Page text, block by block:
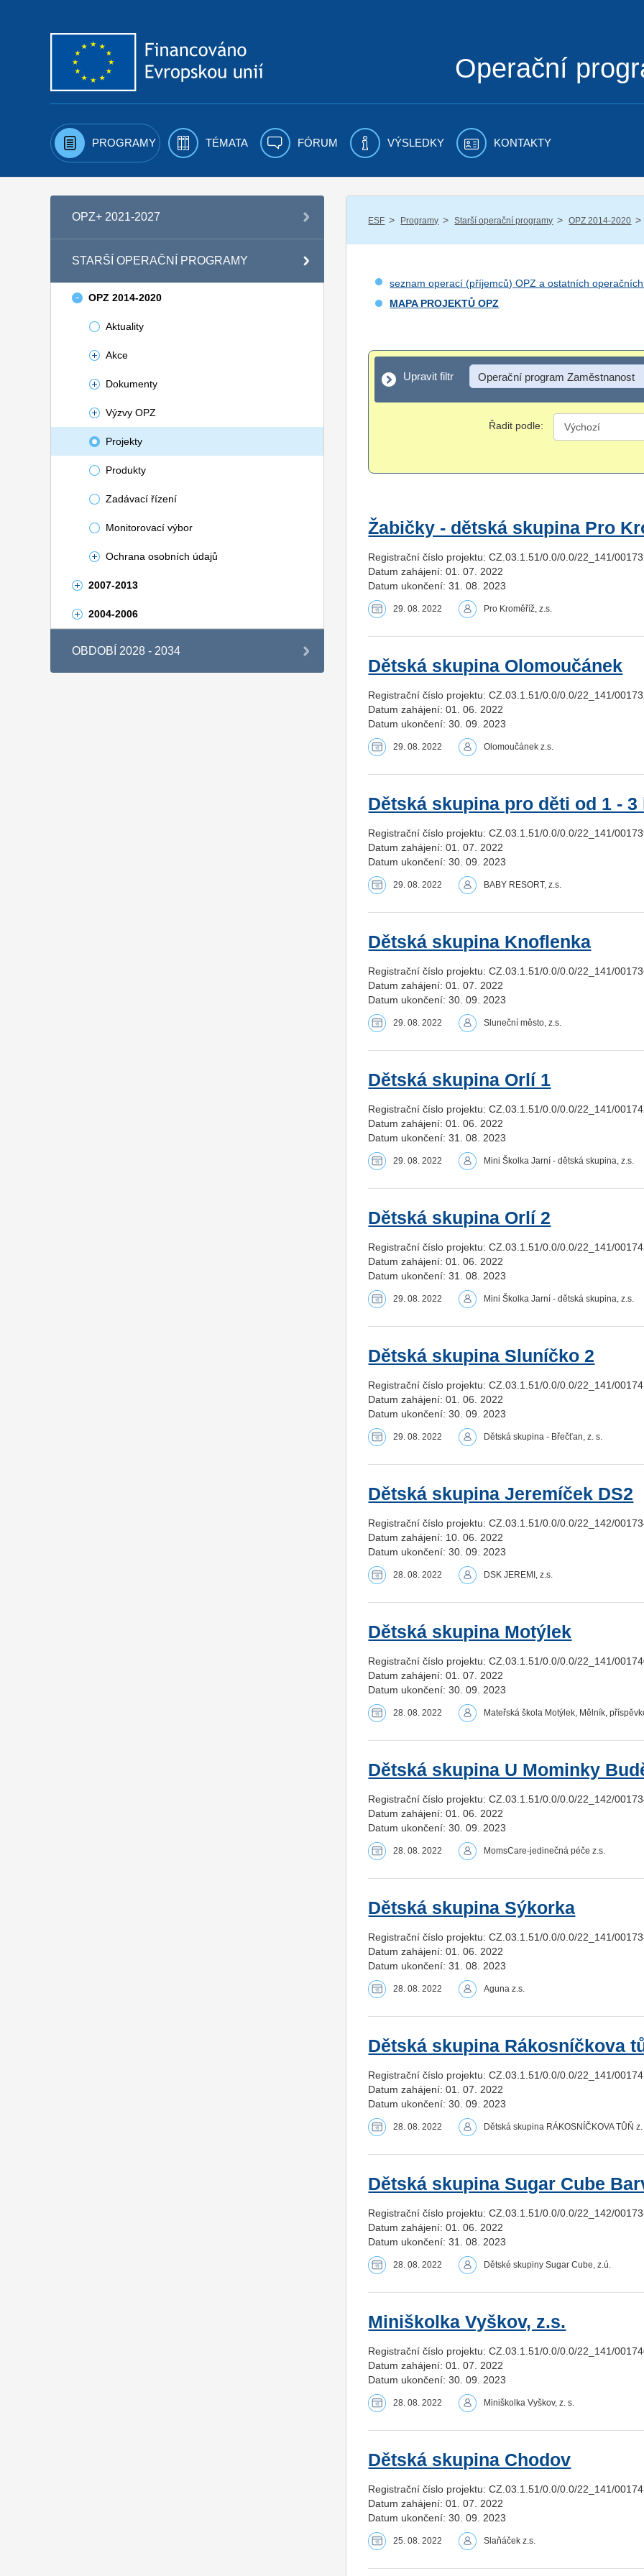
Operační
PROGRAMY TÉMATA FÓRUM VÝSLEDKY KONTAKTY
OPZ+ 2021-2027
STARŠÍ OPERAČNÍ PROGRAMY
OPZ 2014-2020
Aktuality
Akce
Dokumenty
Výzvy OPZ
Projekty
Produkty
Zadávací řízení
Monitorovací výbor
Ochrana osobních údajů
2007-2013
2004-2006
OBDOBÍ 2028 - 2034
ESF / Programy / Starší operační programy / OPZ 2014-2020 /
seznam operací (příjemců) OPZ a ostatních
MAPA PROJEKTŮ OPZ
Upravit filtr
Upravit filtr Operační program Zaměstnanost
Řadit podle:
Žabičky - dětská skupina Pro
Registrační číslo projektu: CZ.03.1.51/0.0/0.0/22_141/
Datum zahájení: 01. 07. 2022
Datum ukončení: 31. 08. 2023
29. 08. 2022 Pro Kroměříž, z.s.
Dětská skupina Olomoučánek
Registrační číslo projektu: CZ.03.1.51/0.0/0.0/22_141/
Datum zahájení: 01. 06. 2022
Datum ukončení: 30. 09. 2023
29. 08. 2022 Olomoučánek z.s.
Dětská skupina pro děti od 1 - 3
Registrační číslo projektu: CZ.03.1.51/0.0/0.0/22_141/
Datum zahájení: 01. 07. 2022
Datum ukončení: 30. 09. 2023
29. 08. 2022 BABY RESORT, z.s.
Dětská skupina Knoflenka
Registrační číslo projektu: CZ.03.1.51/0.0/0.0/22_141/
Datum zahájení: 01. 07. 2022
Datum ukončení: 30. 09. 2023
29. 08. 2022 Sluneční město, z.s.
Dětská skupina Orlí 1
Registrační číslo projektu: CZ.03.1.51/0.0/0.0/22_141/
Datum zahájení: 01. 06. 2022
Datum ukončení: 31. 08. 2023
29. 08. 2022 Mini Školka Jarní - dětská skupina, z.s.
Dětská skupina Orlí 2
Registrační číslo projektu: CZ.03.1.51/0.0/0.0/22_141/
Datum zahájení: 01. 06. 2022
Datum ukončení: 31. 08. 2023
29. 08. 2022 Mini Školka Jarní - dětská skupina, z.s.
Dětská skupina Sluníčko 2
Registrační číslo projektu: CZ.03.1.51/0.0/0.0/22_141/
Datum zahájení: 01. 06. 2022
Datum ukončení: 30. 09. 2023
29. 08. 2022 Dětská skupina - Břečťan, z. s.
Dětská skupina Jeremíček DS2
Registrační číslo projektu: CZ.03.1.51/0.0/0.0/22_142/
Datum zahájení: 10. 06. 2022
Datum ukončení: 30. 09. 2023
28. 08. 2022 DSK JEREMI, z.s.
Dětská skupina Motýlek
Registrační číslo projektu: CZ.03.1.51/0.0/0.0/22_141/
Datum zahájení: 01. 07. 2022
Datum ukončení: 30. 09. 2023
28. 08. 2022 Mateřská škola Motýlek, Mělník,
Dětská skupina U Mominky
Registrační číslo projektu: CZ.03.1.51/0.0/0.0/22_142/
Datum zahájení: 01. 06. 2022
Datum ukončení: 30. 09. 2023
28. 08. 2022 MomsCare-jedinečná péče z.s.
Dětská skupina Sýkorka
Registrační číslo projektu: CZ.03.1.51/0.0/0.0/22_141/
Datum zahájení: 01. 06. 2022
Datum ukončení: 31. 08. 2023
28. 08. 2022 Aguna z.s.
Dětská skupina Rákosníčkova
Registrační číslo projektu: CZ.03.1.51/0.0/0.0/22_141/
Datum zahájení: 01. 07. 2022
Datum ukončení: 30. 09. 2023
28. 08. 2022 Dětská skupina RÁKOSNÍČKOVA TŮŇ z.
Dětská skupina Sugar Cube
Registrační číslo projektu: CZ.03.1.51/0.0/0.0/22_142/
Datum zahájení: 01. 06. 2022
Datum ukončení: 31. 08. 2023
28. 08. 2022 Dětské skupiny Sugar Cube, z.ú.
Miniškolka Vyškov, z.s.
Registrační číslo projektu: CZ.03.1.51/0.0/0.0/22_141/
Datum zahájení: 01. 07. 2022
Datum ukončení: 30. 09. 2023
28. 08. 2022 Miniškolka Vyškov, z. s.
Dětská skupina Chodov
Registrační číslo projektu: CZ.03.1.51/0.0/0.0/22_141/
Datum zahájení: 01. 07. 2022
Datum ukončení: 30. 09. 2023
25. 08. 2022 Slaňáček z.s.